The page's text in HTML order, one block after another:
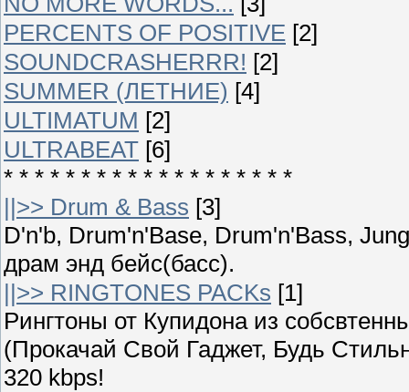
PERCENTS OF POSITIVE [2]
SOUNDCRASHERRR! [2]
SUMMER (ЛЕТНИЕ) [4]
ULTIMATUM [2]
ULTRABEAT [6]
* * * * * * * * * * * * * * * * * * *
||>> Drum & Bass [3]
D'n'b, Drum'n'Base, Drum'n'Bass,
драм энд бейс(басс).
||>> RINGTONES PACKs [1]
Рингтоны от Купидона из
(Прокачай Свой Гаджет, Будь
320 kbps!